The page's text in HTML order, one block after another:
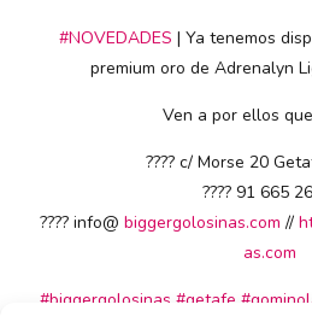
#NOVEDADES | Ya tenemos
premium oro de Adrenalyn
Ven a por ellos
???? c/ Morse 20
???? 91 665
????info@ biggergolosinas.com //
as.com
#biggergolosinas #getafe #